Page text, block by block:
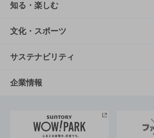
商品TOP
商品一覧
商品発売情報
栄養成分一覧
知る・楽しむ
知る・楽しむTOP
キャンペーン
工場見学
地域情報
文化・スポーツ
文化・スポーツTOP
サントリーホール
サントリーサンバーズ大阪
サステナビリティ
サステナビリティTOP
サントリーが考えるサステナビリテ
企業情報
企業概要